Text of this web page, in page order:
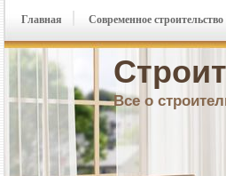
Все о
Главная Современное строительство